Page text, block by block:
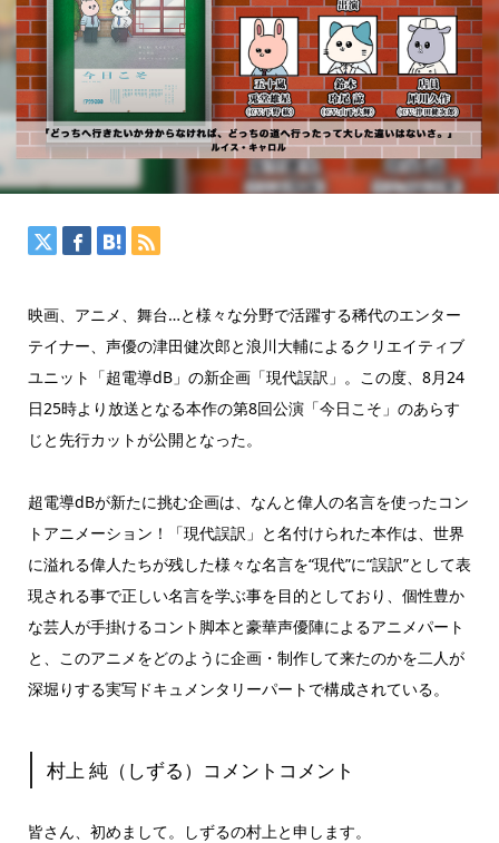
映画、アニメ、舞台…と様々な分野で活躍する稀代のエンター
テイナー、声優の津田健次郎と浪川大輔によるクリエイティブ
ユニット「超電導dB」の新企画「現代誤訳」。この度、8月24
日25時より放送となる本作の第8回公演「今日こそ」のあらす
じと先行カットが公開となった。
超電導dBが新たに挑む企画は、なんと偉人の名言を使ったコン
トアニメーション！「現代誤訳」と名付けられた本作は、世界
に溢れる偉人たちが残した様々な名言を“現代”に“誤訳”として表
現される事で正しい名言を学ぶ事を目的としており、個性豊か
な芸人が手掛けるコント脚本と豪華声優陣によるアニメパート
と、このアニメをどのように企画・制作して来たのかを二人が
深堀りする実写ドキュメンタリーパートで構成されている。
村上 純（しずる）コメントコメント
皆さん、初めまして。しずるの村上と申します。